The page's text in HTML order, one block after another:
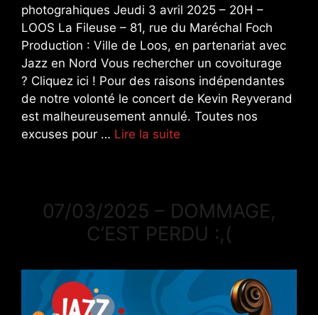
photograhiques Jeudi 3 avril 2025 – 20H –
LOOS La Fileuse – 81, rue du Maréchal Foch
Production : Ville de Loos, en partenariat avec
Jazz en Nord Vous rechercher un covoiturage
? Cliquez ici ! Pour des raisons indépendantes
de notre volonté le concert de Kevin Reyverand
est malheureusement annulé. Toutes nos
excuses pour … Lire la suite
07/03/2025 – DOMMAGE,
C’EST PERDU :,(